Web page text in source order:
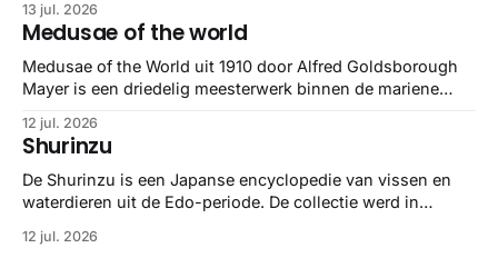
13 jul. 2026
Medusae of the world
Medusae of the World uit 1910 door Alfred Goldsborough
Mayer is een driedelig meesterwerk binnen de mariene
gedetailleerd overzicht van kwallensoorten en hun
taxonomie. Het boek staat bekend om de combinatie van
strikte wetenschap met prachtige, handgetekende
illustraties en kleurendrukplaten van Mayer zelf.
12 jul. 2026
Shurinzu
De Shurinzu is een Japanse encyclopedie van vissen en
waterdieren uit de Edo-periode. De collectie werd in
bekend om verfijnde technieken en bijna driedimensionale
12 jul. 2026